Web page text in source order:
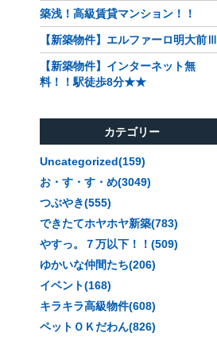
築浅！高級賃貸マンション！！
【新築物件】エルファーロ明大前Ⅲ
【新築物件】インターネット無
料！！駅徒歩8分★★
カテゴリー
Uncategorized(159)
お・す・す・め(3049)
つぶやき(555)
できたてホヤホヤ新築(783)
やすっ。７万以下！！(509)
ゆかいな仲間たち(206)
イベント(168)
キラキラ高級物件(608)
ペットＯＫだわん(826)